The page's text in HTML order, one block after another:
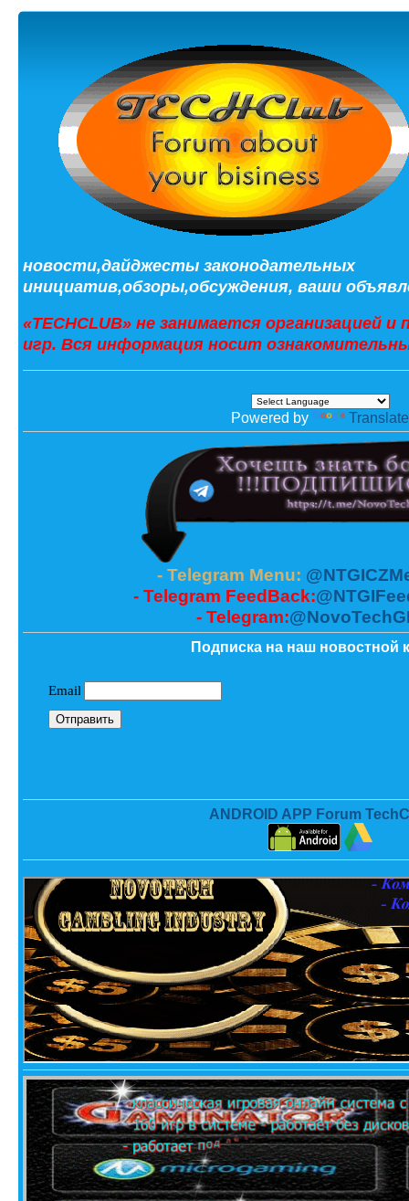
новости,дайджесты законодательных
инициатив,обзоры,обсуждения, ваши
«TECHCLUB» не занимается организацией
игр. Вся информация носит
Powered by Translate
- Telegram Menu:
- Telegram FeedBack:
- Telegram:
Подписка на наш новостной
ANDROID APP Forum